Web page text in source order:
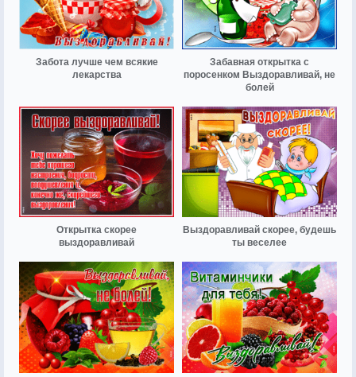
Забота лучше чем всякие
лекарства
Забавная открытка с
поросенком Выздоравливай, не
болей
Открытка скорее
выздоравливай
Выздоравливай скорее, будешь
ты веселее